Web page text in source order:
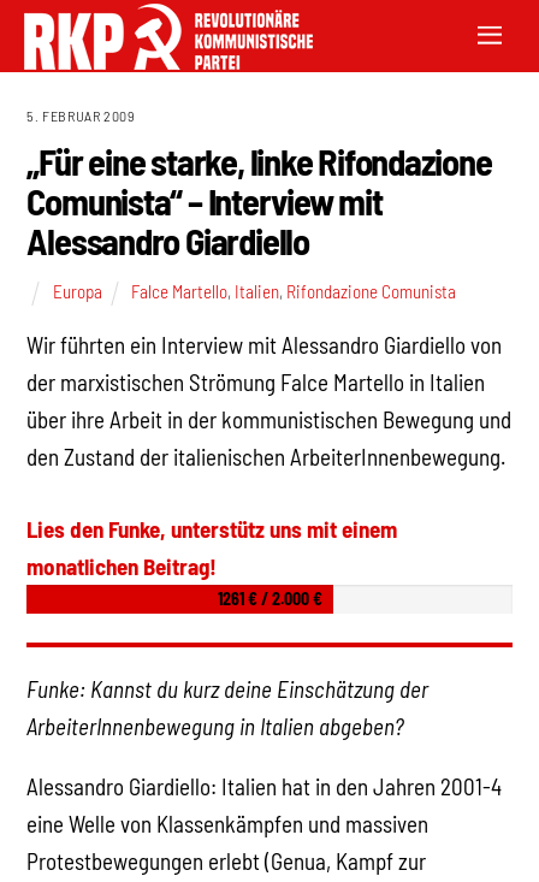
5. FEBRUAR 2009
„Für eine starke, linke Rifondazione
Comunista“ – Interview mit
Alessandro Giardiello
Europa Falce Martello, Italien, Rifondazione Comunista
Wir führten ein Interview mit Alessandro Giardiello von
der marxistischen Strömung Falce Martello in Italien
über ihre Arbeit in der kommunistischen Bewegung und
den Zustand der italienischen ArbeiterInnenbewegung.
Lies den Funke, unterstütz uns mit einem
monatlichen Beitrag!
1261 € / 2.000 €
Funke: Kannst du kurz deine Einschätzung der
ArbeiterInnenbewegung in Italien abgeben?
Alessandro Giardiello: Italien hat in den Jahren 2001-4
eine Welle von Klassenkämpfen und massiven
Protestbewegungen erlebt (Genua, Kampf zur